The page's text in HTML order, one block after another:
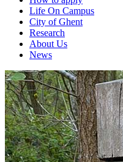
Life On Campus
City of Ghent
Research
About Us
News